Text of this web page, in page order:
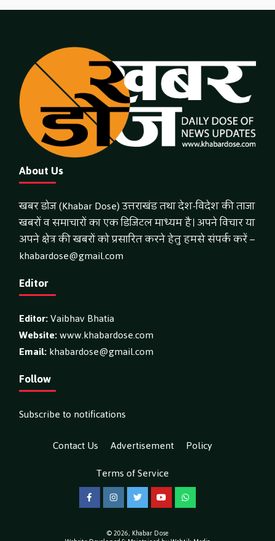
About Us
खबर डोज (Khabar Dose) उत्तराखंड तथा देश-विदेश की ताजा
खबरों व समाचारों का एक डिजिटल माध्यम है। अपने विचार या
अपने क्षेत्र की खबरों को प्रसारित करने हेतु हमसे संपर्क करें –
khabardose@gmail.com
Editor
Editor:Vaibhav Bhatia
Website:www.khabardose.com
Email:khabardose@gmail.com
Follow
Subscribe to notifications
Contact Us
Advertisement
Policy
Terms of Service
FacebookInstagramTwitterYouTubeWhatsApp
© 2026, Khabar Dose